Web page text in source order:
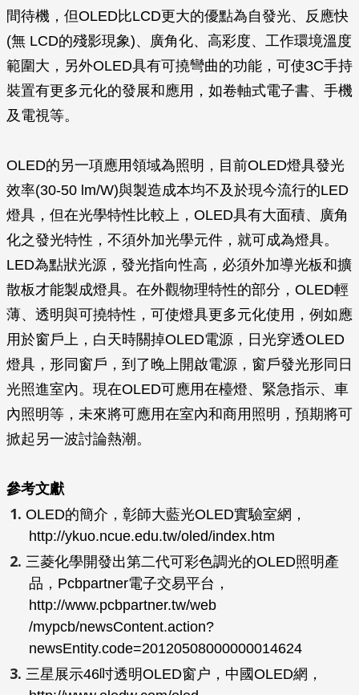
間待機，但OLED比LCD更大的優點為自發光、反應快
(無 LCD的殘影現象)、廣角化、高彩度、工作環境溫度
範圍大，另外OLED具有可撓彎曲的功能，可使3C手持
裝置有更多元化的發展和應用，如卷軸式電子書、手機
及電視等。
OLED的另一項應用領域為照明，目前OLED燈具發光
效率(30-50 lm/W)與製造成本均不及於現今流行的LED
燈具，但在光學特性比較上，OLED具有大面積、廣角
化之發光特性，不須外加光學元件，就可成為燈具。
LED為點狀光源，發光指向性高，必須外加導光板和擴
散板才能製成燈具。在外觀物理特性的部分，OLED輕
薄、透明與可撓特性，可使燈具更多元化使用，例如應
用於窗戶上，白天時關掉OLED電源，日光穿透OLED
燈具，形同窗戶，到了晚上開啟電源，窗戶發光形同日
光照進室內。現在OLED可應用在檯燈、緊急指示、車
內照明等，未來將可應用在室內和商用照明，預期將可
掀起另一波討論熱潮。
參考文獻
OLED的簡介，彰師大藍光OLED實驗室網，
http://ykuo.ncue.edu.tw/oled/index.htm
三菱化學開發出第二代可彩色調光的OLED照明產
品，Pcbpartner電子交易平台，
http://www.pcbpartner.tw/web
/mypcb/newsContent.action?
newsEntity.code=20120508000000014624
三星展示46吋透明OLED窗户，中國OLED網，